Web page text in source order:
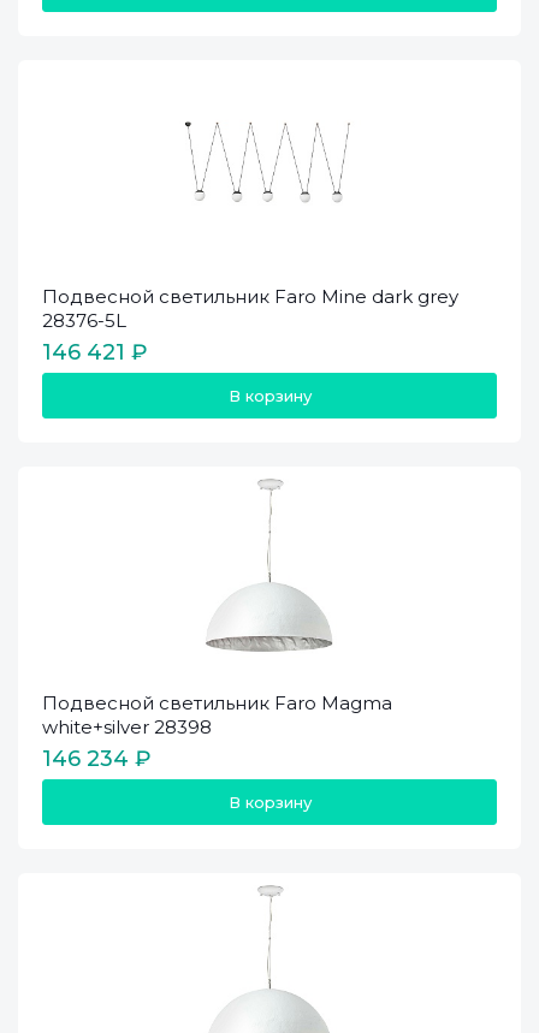
Подвесной светильник Faro Mine dark grey
28376-5L
146 421 ₽
В корзину
Подвесной светильник Faro Magma
white+silver 28398
146 234 ₽
В корзину